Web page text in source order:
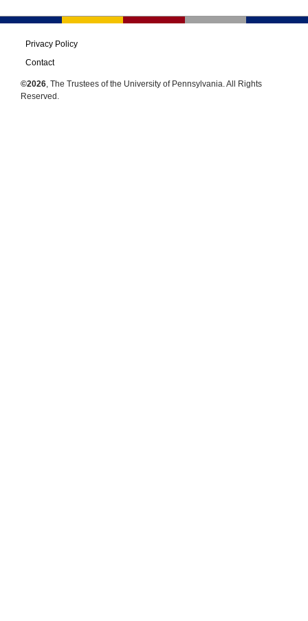
Privacy Policy
Contact
©2026, The Trustees of the University of Pennsylvania. All Rights
Reserved.